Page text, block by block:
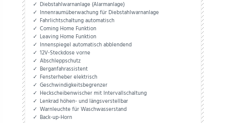
Diebstahlwarnanlage (Alarmanlage)
Innenraumüberwachung für Diebstahlwarnanlage
Fahrlichtschaltung automatisch
Coming Home Funktion
Leaving Home Funktion
Innenspiegel automatisch abblendend
12V-Steckdose vorne
Abschleppschutz
Berganfahrassistent
Fensterheber elektrisch
Geschwindigkeitsbegrenzer
Heckscheibenwischer mit Intervallschaltung
Lenkrad höhen- und längsverstellbar
Warnleuchte für Waschwasserstand
Back-up-Horn